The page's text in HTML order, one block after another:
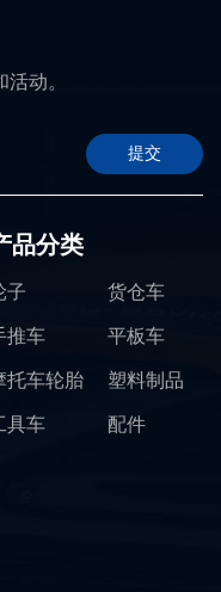
动。
提交
品分类
子
推车
托车轮胎
具车
货仓车
平板车
塑料制品
配件